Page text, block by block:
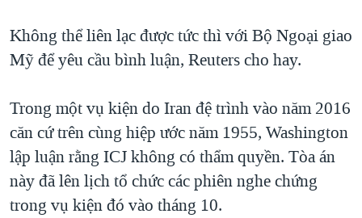
Không thể liên lạc được tức thì với Bộ Ngoại giao
Mỹ để yêu cầu bình luận, Reuters cho hay.
Trong một vụ kiện do Iran đệ trình vào năm 2016
căn cứ trên cùng hiệp ước năm 1955, Washington
lập luận rằng ICJ không có thẩm quyền. Tòa án
này đã lên lịch tổ chức các phiên nghe chứng
trong vụ kiện đó vào tháng 10.